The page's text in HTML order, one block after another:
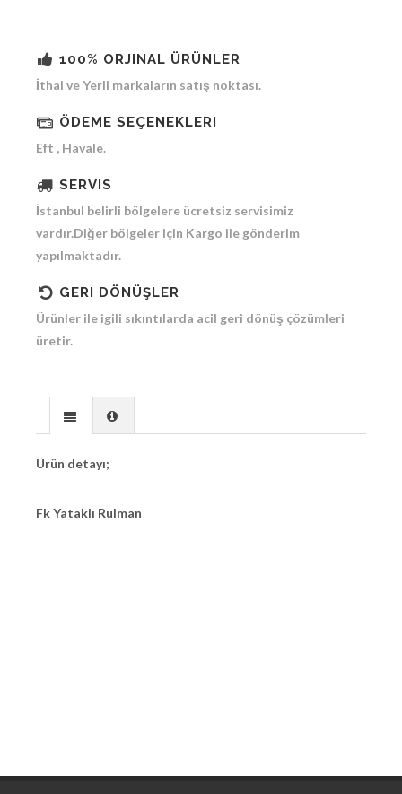
100% ORJINAL ÜRÜNLER
İthal ve Yerli markaların satış noktası.
ÖDEME SEÇENEKLERI
Eft , Havale.
SERVIS
İstanbul belirli bölgelere ücretsiz servisimiz
vardır.Diğer bölgeler için Kargo ile gönderim
yapılmaktadır.
GERI DÖNÜŞLER
Ürünler ile igili sıkıntılarda acil geri dönüş çözümleri
üretir.
Ürün detayı;
Fk Yataklı Rulman